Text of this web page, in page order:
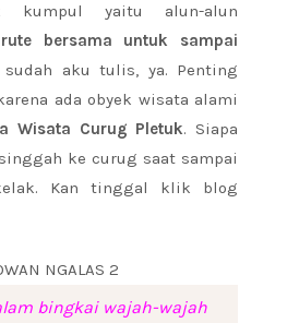
yaitu alun-alun
rute bersama untuk sampai
sudah aku tulis, ya. Penting
ada obyek wisata alami
Wisata Curug Pletuk. Siapa
ke curug saat sampai
Kan tinggal klik blog
bingkai wajah-wajah